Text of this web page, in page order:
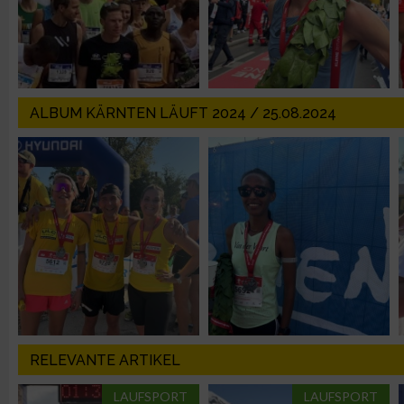
ALBUM KÄRNTEN LÄUFT 2024 / 25.08.2024
RELEVANTE ARTIKEL
LAUFSPORT LAUFSPORT
IAB-Besonderheiten:
Verwendung genauer Standortdaten
Geräte anhand von aktiv angeforderten Informationen
Nicht-IAB-Verarbeitungszwecke:
Notwendig
Performance
Funktional
Werbung